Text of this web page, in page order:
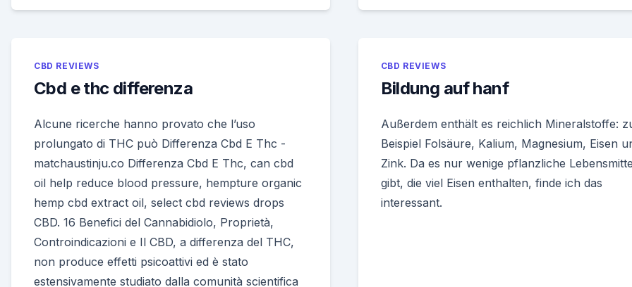
CBD REVIEWS
Cbd e thc differenza
Alcune ricerche hanno provato che l’uso
prolungato di THC può Differenza Cbd E Thc -
matchaustinju.co Differenza Cbd E Thc, can cbd
oil help reduce blood pressure, hempture organic
hemp cbd extract oil, select cbd reviews drops
CBD. 16 Benefici del Cannabidiolo, Proprietà,
Controindicazioni e Il CBD, a differenza del THC,
non produce effetti psicoattivi ed è stato
estensivamente studiato dalla comunità scientifica
CBD REVIEWS
Bildung auf hanf
Außerdem enthält es reichlich Mineralstoffe:
Beispiel Folsäure, Kalium, Magnesium, Eisen
Zink. Da es nur wenige pflanzliche
gibt, die viel Eisen enthalten, finde ich das
interessant.